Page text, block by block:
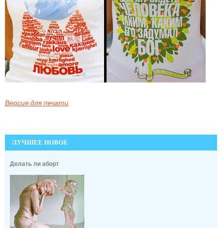
Версия для печати
ЛУЧШЕЕ НОВОЕ
Делать ли аборт